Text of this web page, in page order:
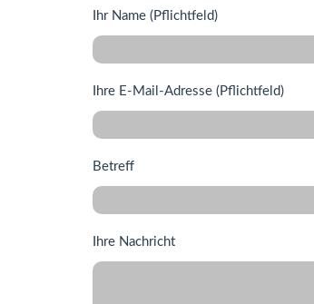
Ihr Name (Pflichtfeld)
Ihre E-Mail-Adresse (Pflichtfeld)
Betreff
Ihre Nachricht